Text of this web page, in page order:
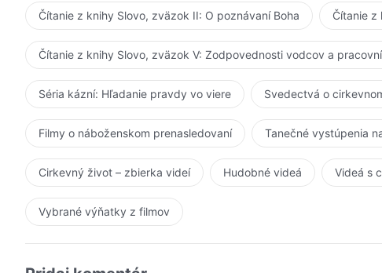
Čítanie z knihy Slovo, zväzok II: O poznávaní Boha Čítanie z
Čítanie z knihy Slovo, zväzok V: Zodpovednosti vodcov a
Séria kázní: Hľadanie pravdy vo viere Svedectvá o
Filmy o náboženskom prenasledovaní Tanečné vystúpenia
Cirkevný život – zbierka videí Hudobné videá Videá s
Vybrané výňatky z filmov